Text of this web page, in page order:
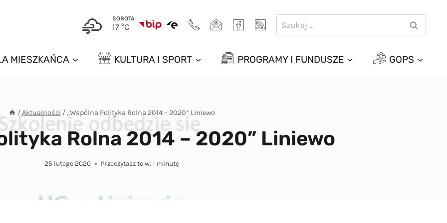
SOBOTA
17 °C
Szukaj:
MIESZKAŃCA KULTURA I SPORT PROGRAMY I FUNDUSZE GOPS
/Aktualności / „Wspólna Polityka Rolna 2014 – 2020” Liniewo
Rolna 2014 – 2020” Liniewo
25 lutego 2020 Przeczytasz to w: 1 minutę